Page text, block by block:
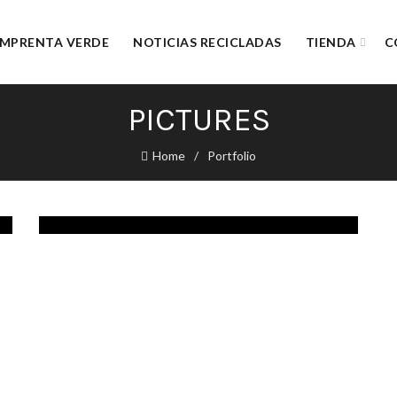
VERDE NOTICIAS RECICLADAS TIENDA
PICTURES
Home Portfolio